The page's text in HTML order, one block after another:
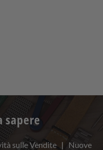
sapere
sulle Vendite | Nuove